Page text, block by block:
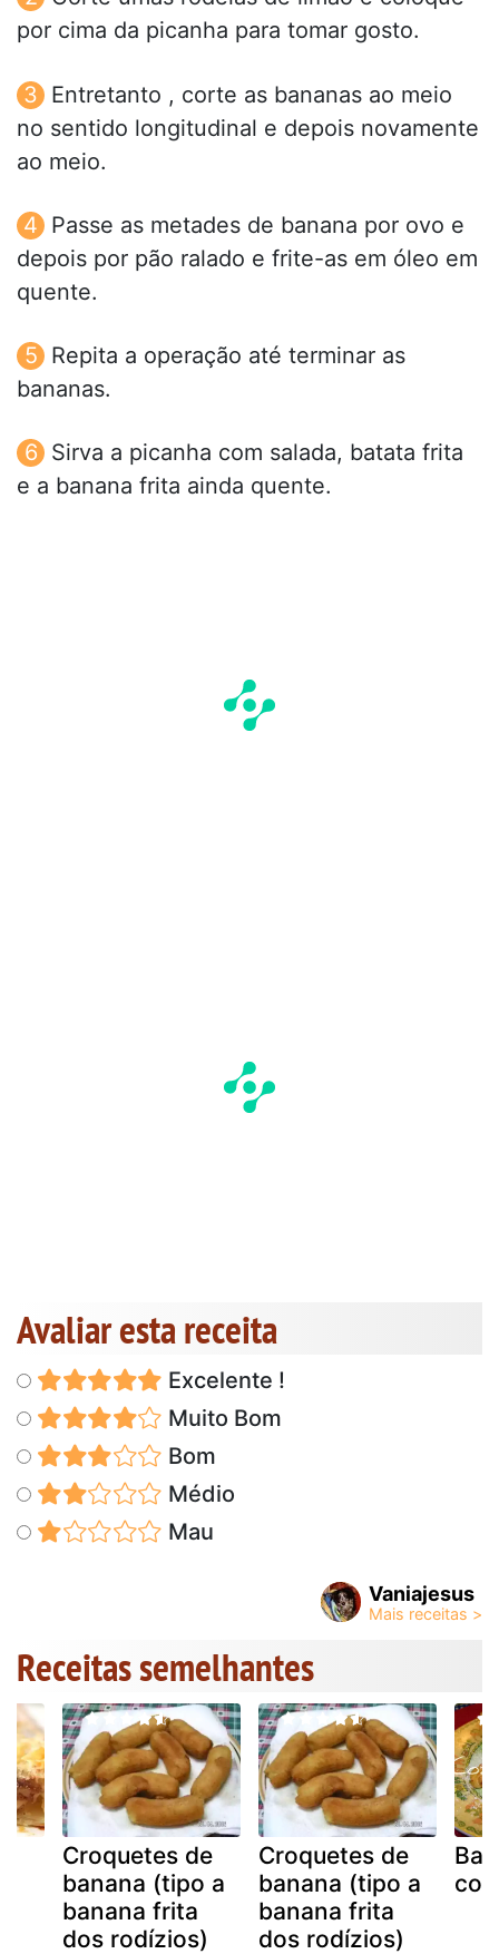
por cima da picanha para tomar gosto.
Entretanto , corte as bananas ao meio
no sentido longitudinal e depois novamente
ao meio.
Passe as metades de banana por ovo e
depois por pão ralado e frite-as em óleo em
quente.
Repita a operação até terminar as
bananas.
Sirva a picanha com salada, batata frita
e a banana frita ainda quente.
Avaliar esta receita
Excelente !
Muito Bom
Bom
Médio
Mau
Vaniajesus
Receitas semelhantes
Croquetes de
banana (tipo a
banana frita
dos rodízios)
Croquetes de
banana (tipo a
banana frita
dos rodízios)